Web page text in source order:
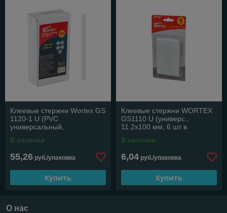
Клеевые стержни Wortex GS
1120-1 U (PVC
универсальный,
(PVC универсальный)
В наличии
55,26 руб./упаковка
Купить
Клеевые стержни WORTEX
GS1110 U (универс.,
11.2х100 мм, 6 шт в
универсальный, 11,2х100
В наличии
6,04 руб./упаковка
Купить
О нас